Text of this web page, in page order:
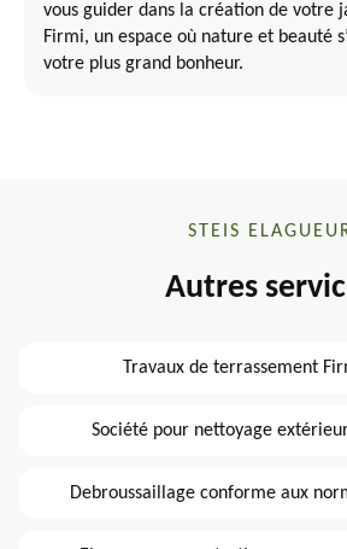
vous guider dans la création de votre
Firmi, un espace où nature et beauté
votre plus grand bonheur.
STEIS
Autres
Travaux de terrassement
Société pour nettoyage
Debroussaillage conforme aux